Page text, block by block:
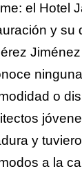
el Hotel
y su
o
y
a la